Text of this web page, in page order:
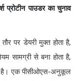
प्रोटीन पाउडर का चुनाव
पर डेयरी मुक्त होता है,
सामग्री से बना होता है,
है। एक पीसीओएस-अनुकूल